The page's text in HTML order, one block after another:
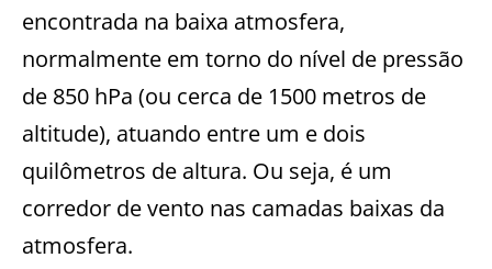
encontrada na baixa atmosfera,
normalmente em torno do nível de pressão
de 850 hPa (ou cerca de 1500 metros de
altitude), atuando entre um e dois
quilômetros de altura. Ou seja, é um
corredor de vento nas camadas baixas da
atmosfera.